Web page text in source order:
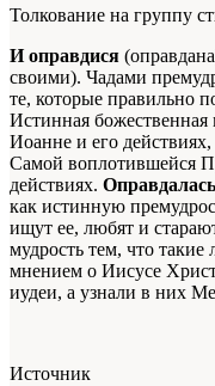
Толкование на группу
И оправдися
своими). Чадами
те, которые правильно
Истинная божественная
Иоанне и его
Самой воплотившейся
действиях. Оправдалась
как истинную
ищут ее, любят и
мудрость тем, что
мнением о Иисусе
иудеи, а узнали в них
Источник